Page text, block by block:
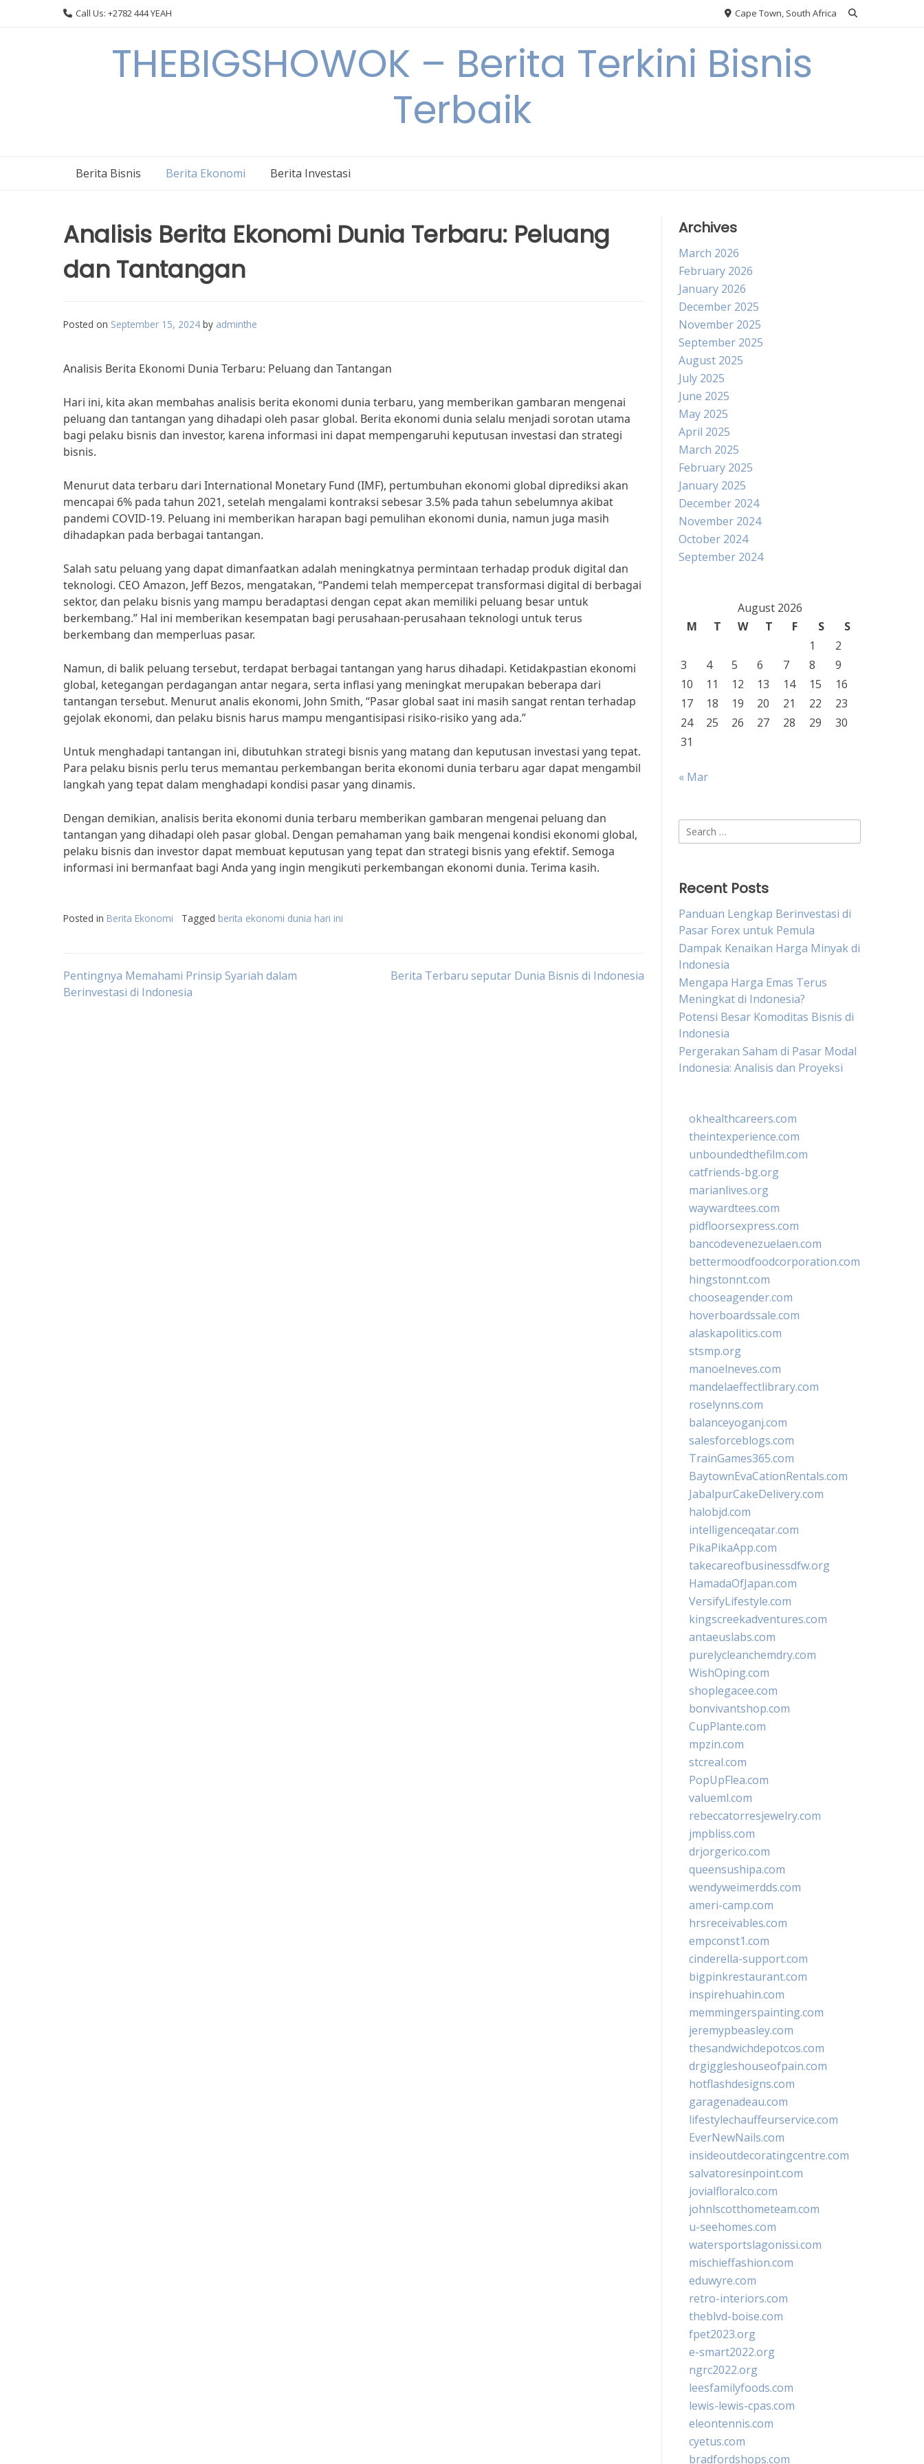
Call Us: +2782 444 YEAH Cape Town, South Africa
THEBIGSHOWOK – Berita Terkini Bisnis
Terbaik
Berita Bisnis Berita Ekonomi Berita Investasi
Analisis Berita Ekonomi Dunia Terbaru: Peluang
dan Tantangan
Posted on September 15, 2024 by adminthe
Analisis Berita Ekonomi Dunia Terbaru: Peluang dan Tantangan
Hari ini, kita akan membahas analisis berita ekonomi dunia terbaru, yang memberikan gambaran mengenai
peluang dan tantangan yang dihadapi oleh pasar global. Berita ekonomi dunia selalu menjadi sorotan utama
bagi pelaku bisnis dan investor, karena informasi ini dapat mempengaruhi keputusan investasi dan strategi
bisnis.
Menurut data terbaru dari International Monetary Fund (IMF), pertumbuhan ekonomi global diprediksi akan
mencapai 6% pada tahun 2021, setelah mengalami kontraksi sebesar 3.5% pada tahun sebelumnya akibat
pandemi COVID-19. Peluang ini memberikan harapan bagi pemulihan ekonomi dunia, namun juga masih
dihadapkan pada berbagai tantangan.
Salah satu peluang yang dapat dimanfaatkan adalah meningkatnya permintaan terhadap produk digital dan
teknologi. CEO Amazon, Jeff Bezos, mengatakan, “Pandemi telah mempercepat transformasi digital di berbagai
sektor, dan pelaku bisnis yang mampu beradaptasi dengan cepat akan memiliki peluang besar untuk
berkembang.” Hal ini memberikan kesempatan bagi perusahaan-perusahaan teknologi untuk terus
berkembang dan memperluas pasar.
Namun, di balik peluang tersebut, terdapat berbagai tantangan yang harus dihadapi. Ketidakpastian ekonomi
global, ketegangan perdagangan antar negara, serta inflasi yang meningkat merupakan beberapa dari
tantangan tersebut. Menurut analis ekonomi, John Smith, “Pasar global saat ini masih sangat rentan terhadap
gejolak ekonomi, dan pelaku bisnis harus mampu mengantisipasi risiko-risiko yang ada.”
Untuk menghadapi tantangan ini, dibutuhkan strategi bisnis yang matang dan keputusan investasi yang tepat.
Para pelaku bisnis perlu terus memantau perkembangan berita ekonomi dunia terbaru agar dapat mengambil
langkah yang tepat dalam menghadapi kondisi pasar yang dinamis.
Dengan demikian, analisis berita ekonomi dunia terbaru memberikan gambaran mengenai peluang dan
tantangan yang dihadapi oleh pasar global. Dengan pemahaman yang baik mengenai kondisi ekonomi global,
pelaku bisnis dan investor dapat membuat keputusan yang tepat dan strategi bisnis yang efektif. Semoga
informasi ini bermanfaat bagi Anda yang ingin mengikuti perkembangan ekonomi dunia. Terima kasih.
Posted in Berita Ekonomi Tagged berita ekonomi dunia hari ini
Post
Pentingnya Memahami Prinsip Syariah dalam
Berinvestasi di Indonesia
Berita Terbaru seputar Dunia Bisnis di Indonesia
Archives
March 2026
February 2026
January 2026
December 2025
November 2025
September 2025
August 2025
July 2025
June 2025
May 2025
April 2025
March 2025
February 2025
January 2025
December 2024
November 2024
October 2024
September 2024
August 2026
M
T W T F S
S
1
2
3
4 5 6 7 8
9
10
11 12 13 14 15
16
17
18 19 20 21 22
23
24
25 26 27 28 29
30
31
« Mar
Search
for:
Recent Posts
Panduan Lengkap Berinvestasi di
Pasar Forex untuk Pemula
Dampak Kenaikan Harga Minyak di
Indonesia
Mengapa Harga Emas Terus
Meningkat di Indonesia?
Potensi Besar Komoditas Bisnis di
Indonesia
Pergerakan Saham di Pasar Modal
Indonesia: Analisis dan Proyeksi
okhealthcareers.com
theintexperience.com
unboundedthefilm.com
catfriends-bg.org
marianlives.org
waywardtees.com
pidfloorsexpress.com
bancodevenezuelaen.com
bettermoodfoodcorporation.com
hingstonnt.com
chooseagender.com
hoverboardssale.com
alaskapolitics.com
stsmp.org
manoelneves.com
mandelaeffectlibrary.com
roselynns.com
balanceyoganj.com
salesforceblogs.com
TrainGames365.com
BaytownEvaCationRentals.com
JabalpurCakeDelivery.com
halobjd.com
intelligenceqatar.com
PikaPikaApp.com
takecareofbusinessdfw.org
HamadaOfJapan.com
VersifyLifestyle.com
kingscreekadventures.com
antaeuslabs.com
purelycleanchemdry.com
WishOping.com
shoplegacee.com
bonvivantshop.com
CupPlante.com
mpzin.com
stcreal.com
PopUpFlea.com
valueml.com
rebeccatorresjewelry.com
jmpbliss.com
drjorgerico.com
queensushipa.com
wendyweimerdds.com
ameri-camp.com
hrsreceivables.com
empconst1.com
cinderella-support.com
bigpinkrestaurant.com
inspirehuahin.com
memmingerspainting.com
jeremypbeasley.com
thesandwichdepotcos.com
drgiggleshouseofpain.com
hotflashdesigns.com
garagenadeau.com
lifestylechauffeurservice.com
EverNewNails.com
insideoutdecoratingcentre.com
salvatoresinpoint.com
jovialfloralco.com
johnlscotthometeam.com
u-seehomes.com
watersportslagonissi.com
mischieffashion.com
eduwyre.com
retro-interiors.com
theblvd-boise.com
fpet2023.org
e-smart2022.org
ngrc2022.org
leesfamilyfoods.com
lewis-lewis-cpas.com
eleontennis.com
cyetus.com
bradfordshops.com